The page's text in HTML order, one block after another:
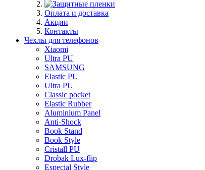
Оплата и доставка
Акции
Контакты
Чехлы для телефонов
Xiaomi
Ultra PU
SAMSUNG
Elastic PU
Ultra PU
Classic pocket
Elastic Rubber
Aluminium Panel
Anti-Shock
Book Stand
Book Style
Cristall PU
Drobak Lux-flip
Especial Style